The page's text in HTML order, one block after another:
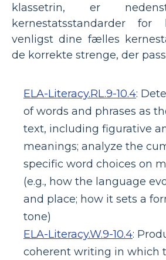
klassetrin, er
kernestatsstandarder for
venligst dine fælles
de korrekte strenge, der
ELA-Literacy.RL.9-10.4:
of words and phrases as
text, including figurative
meanings; analyze the
specific word choices on
(e.g., how the language
and place; how it sets a
tone)
ELA-Literacy.W.9-10.4:
coherent writing in which